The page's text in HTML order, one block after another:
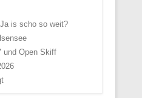
is scho so weit?
und Open Skiff